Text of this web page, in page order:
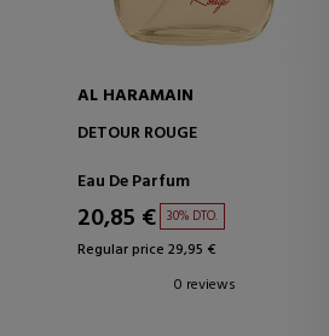
AL HARAMAIN
DETOUR ROUGE
Eau De Parfum
20,85 € 30% DTO.
Regular price 29,95 €
0 reviews